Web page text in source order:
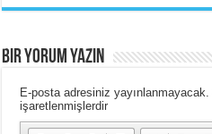
BIR YORUM YAZIN
E-posta adresiniz yayınlanmayacak.
işaretlenmişlerdir